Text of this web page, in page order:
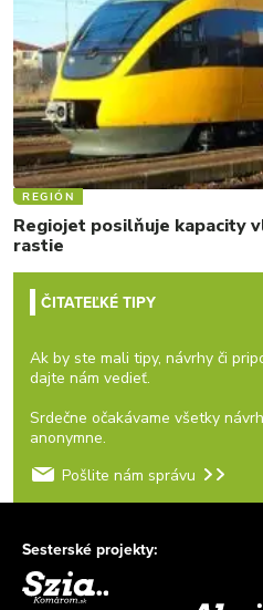
REGIÓN
Regiojet posilňuje kapacity
rastie
ČITATEĽKÉ TIPY
Ak by ste mali tipy, návrhy či
dajte nám vedieť.
Srdečne očakávame všetky
anonymne.
Pošlite nám správu
Sesterské projekty: